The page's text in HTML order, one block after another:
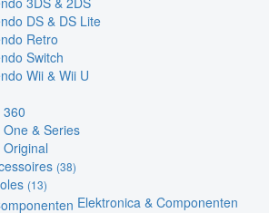
DS & DS Lite
Retro
Switch
Wii & Wii U
360
One & Series
(38)
(13)
Elektronica & Componenten